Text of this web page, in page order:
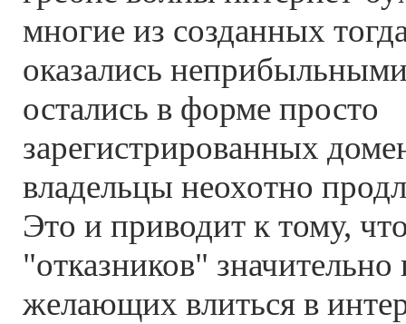
многие из созданных
оказались
остались в форме просто
зарегистрированных
владельцы неохотно
Это и приводит к тому,
"отказников"
желающих влиться в